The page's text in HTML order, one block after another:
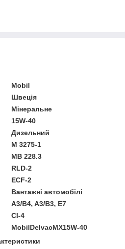
Mobil
Швеція
Мінеральне
15W-40
Дизельний
M 3275-1
MB 228.3
RLD-2
ECF-2
Вантажні автомобілі
A3/B4, A3/B3, E7
CI-4
MobilDelvacMX15W-40